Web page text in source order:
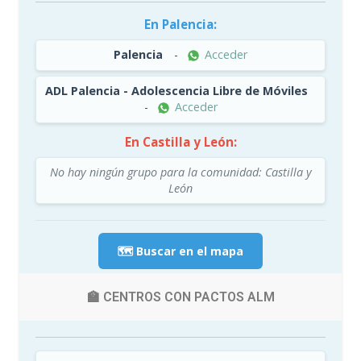
En Palencia:
Palencia - Acceder
ADL Palencia - Adolescencia Libre de Móviles
-
Acceder
En Castilla y León:
No hay ningún grupo para la comunidad: Castilla y
León
🗺️ Buscar en el mapa
🏫 CENTROS CON PACTOS ALM